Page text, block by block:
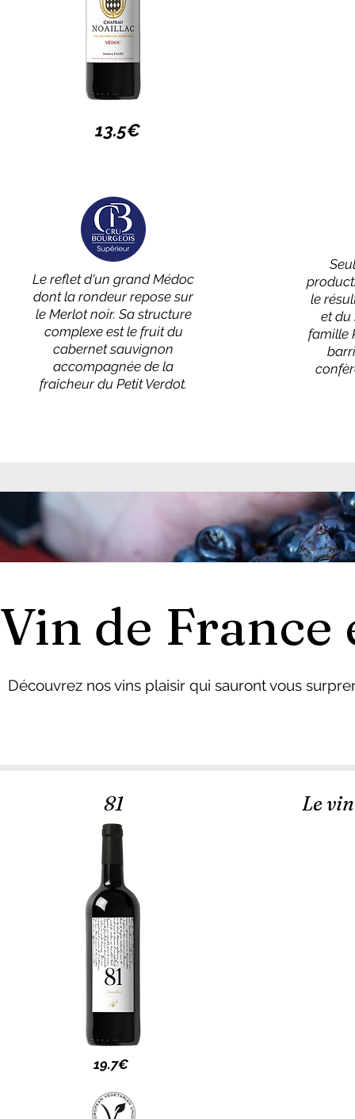
13.5€
Le reflet d'un grand Médoc
dont la rondeur repose sur
le Merlot noir. Sa structure
complexe est le fruit du
cabernet sauvignon
accompagnée de la
fraîcheur du Petit Verdot.
le
et du
famille
Vin de France
Découvrez nos vins plaisir qui sauront vous
81
19.7€
Le